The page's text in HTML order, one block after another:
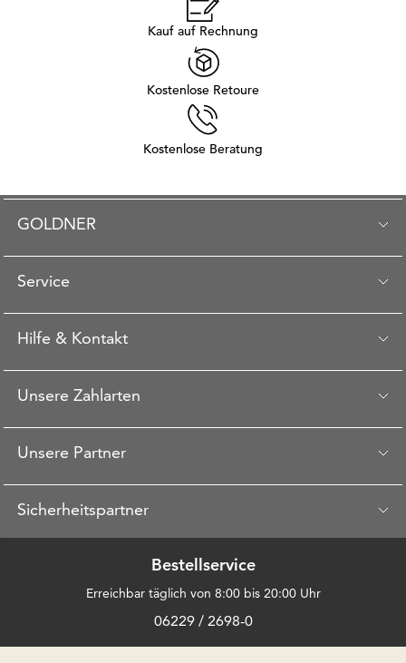
Kauf auf Rechnung
Kostenlose Retoure
Kostenlose Beratung
GOLDNER
Service
Hilfe & Kontakt
Unsere Zahlarten
Unsere Partner
Sicherheitspartner
Bestellservice
Erreichbar täglich von 8:00 bis 20:00 Uhr
06229 / 2698-0